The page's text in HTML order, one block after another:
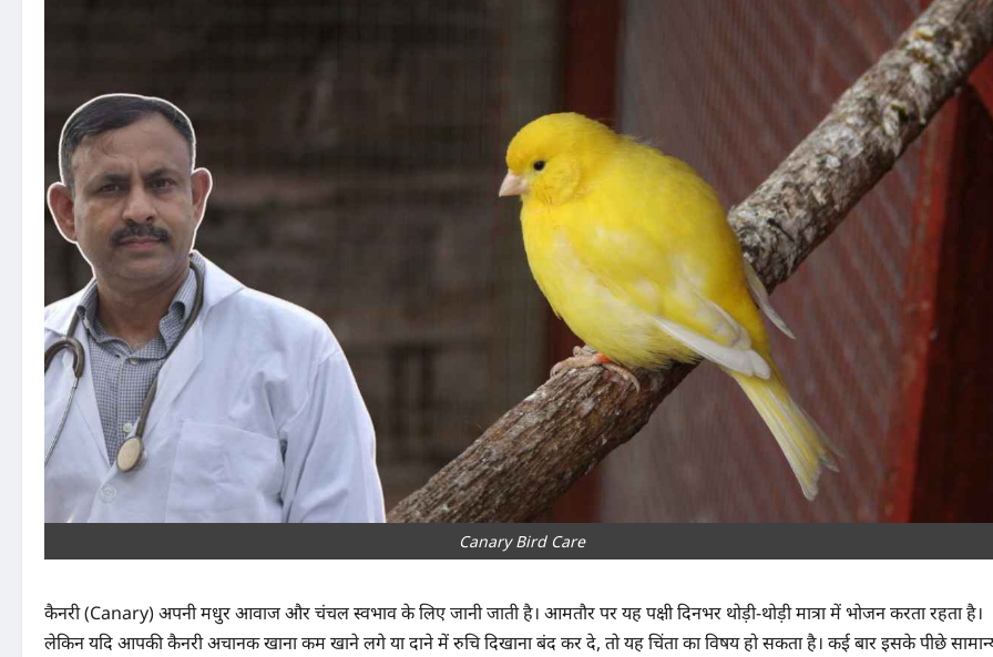
Canary Bird Care
कैनरी (Canary) अपनी मधुर आवाज और चंचल स्वभाव के लिए जानी जाती है। आमतौर पर यह पक्षी दिनभर थोड़ी-थोड़ी मात्रा में भोजन करता रहता है।
लेकिन यदि आपकी कैनरी अचानक खाना कम खाने लगे या दाने में रुचि दिखाना बंद कर दे, तो यह चिंता का विषय हो सकता है। कई बार इसके पीछे